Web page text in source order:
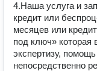
4.Наша услуга и
кредит или
месяцев или
под ключ» которая
экспертизу,
непосредственно